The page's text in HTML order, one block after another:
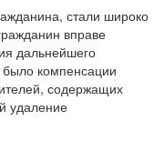
стали широко
вправе
дальнейшего
было компенсации
содержащих
удаление